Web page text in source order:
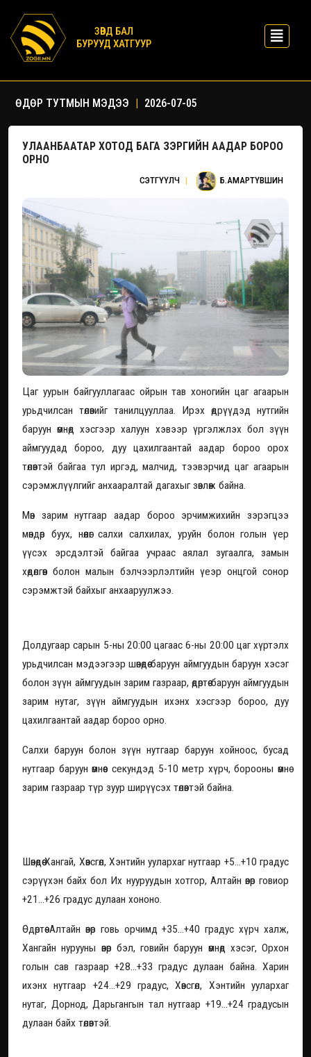
ЗӨВД БАЛ
БУРУУД ХАТГУУР
ӨДӨР ТУТМЫН МЭДЭЭ | 2026-07-05
УЛААНБААТАР ХОТОД БАГА ЗЭРГИЙН ААДАР БОРОО
ОРНО
СЭТГҮҮЛЧ | Б.АМАРТҮВШИН
Цаг уурын байгууллагаас ойрын тав хоногийн цаг агаарын
урьдчилсан төлөвийг танилцууллаа. Ирэх өдрүүдэд нутгийн
баруун өмнөд хэсгээр халуун хэвээр үргэлжлэх бол зүүн
аймгуудад бороо, дуу цахилгаантай аадар бороо орох
төлөвтэй байгаа тул иргэд, малчид, тээвэрчид цаг агаарын
сэрэмжлүүлгийг анхааралтай дагахыг зөвлөж байна.
Мөн зарим нутгаар аадар бороо эрчимжихийн зэрэгцээ
мөндөр буух, нөөлөг салхи салхилах, уруйн болон голын үер
үүсэх эрсдэлтэй байгаа учраас аялал зугаалга, замын
хөдөлгөөн болон малын бэлчээрлэлтийн үеэр онцгой сонор
сэрэмжтэй байхыг анхааруулжээ.
Долдугаар сарын 5-ны 20:00 цагаас 6-ны 20:00 цаг хүртэлх
урьдчилсан мэдээгээр шөнөдөө баруун аймгуудын баруун хэсэг
болон зүүн аймгуудын зарим газраар, өдөртөө баруун аймгуудын
зарим нутаг, зүүн аймгуудын ихэнх хэсгээр бороо, дуу
цахилгаантай аадар бороо орно.
Салхи баруун болон зүүн нутгаар баруун хойноос, бусад
нутгаар баруун өмнөөс секундэд 5-10 метр хүрч, борооны өмнө
зарим газраар түр зуур ширүүсэх төлөвтэй байна.
Шөнөдөө Хангай, Хөвсгөл, Хэнтийн уулархаг нутгаар +5...+10 градус
сэрүүхэн байх бол Их нууруудын хотгор, Алтайн өвөр говиор
+21...+26 градус дулаан хононо.
Өдөртөө Алтайн өвөр говь орчимд +35...+40 градус хүрч халж,
Хангайн нурууны өвөр бэл, говийн баруун өмнөд хэсэг, Орхон
голын сав газраар +28...+33 градус дулаан байна. Харин
ихэнх нутгаар +24...+29 градус, Хөвсгөл, Хэнтийн уулархаг
нутаг, Дорнод, Дарьгангын тал нутгаар +19...+24 градусын
дулаан байх төлөвтэй.